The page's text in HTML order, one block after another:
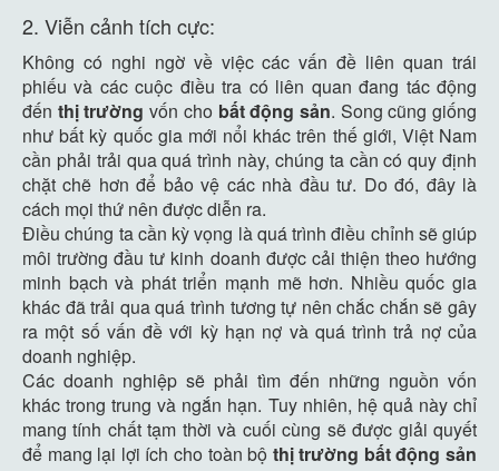
2. Viễn cảnh tích cực:
Không có nghi ngờ về việc các vấn đề liên quan trái
phiếu và các cuộc điều tra có liên quan đang tác động
đến thị trường vốn cho bất động sản. Song cũng giống
như bất kỳ quốc gia mới nổi khác trên thế giới, Việt Nam
cần phải trải qua quá trình này, chúng ta cần có quy định
chặt chẽ hơn để bảo vệ các nhà đầu tư. Do đó, đây là
cách mọi thứ nên được diễn ra.
Điều chúng ta cần kỳ vọng là quá trình điều chỉnh sẽ giúp
môi trường đầu tư kinh doanh được cải thiện theo hướng
minh bạch và phát triển mạnh mẽ hơn. Nhiều quốc gia
khác đã trải qua quá trình tương tự nên chắc chắn sẽ gây
ra một số vấn đề với kỳ hạn nợ và quá trình trả nợ của
doanh nghiệp.
Các doanh nghiệp sẽ phải tìm đến những nguồn vốn
khác trong trung và ngắn hạn. Tuy nhiên, hệ quả này chỉ
mang tính chất tạm thời và cuối cùng sẽ được giải quyết
để mang lại lợi ích cho toàn bộ thị trường bất động sản